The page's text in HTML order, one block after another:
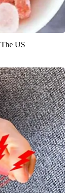
US